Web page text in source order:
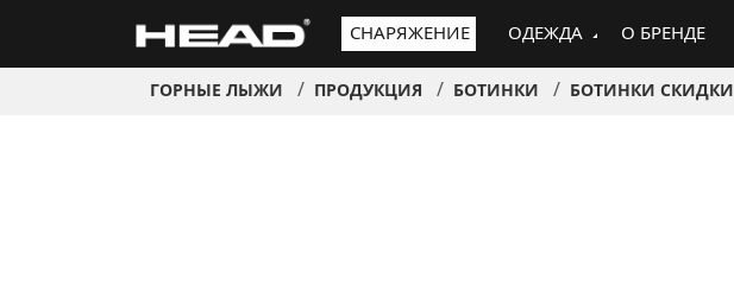
СНАРЯЖЕНИЕ ОДЕЖДА О БРЕНДЕ
ГОРНЫЕ ЛЫЖИ ПРОДУКЦИЯ БОТИНКИ БОТИНКИ СКИДКИ